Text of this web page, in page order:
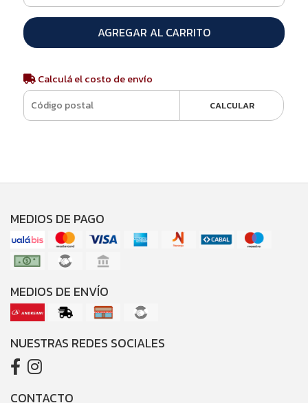
AGREGAR AL CARRITO
Calculá el costo de envío
CALCULAR
MEDIOS DE PAGO
MEDIOS DE ENVÍO
NUESTRAS REDES SOCIALES
CONTACTO